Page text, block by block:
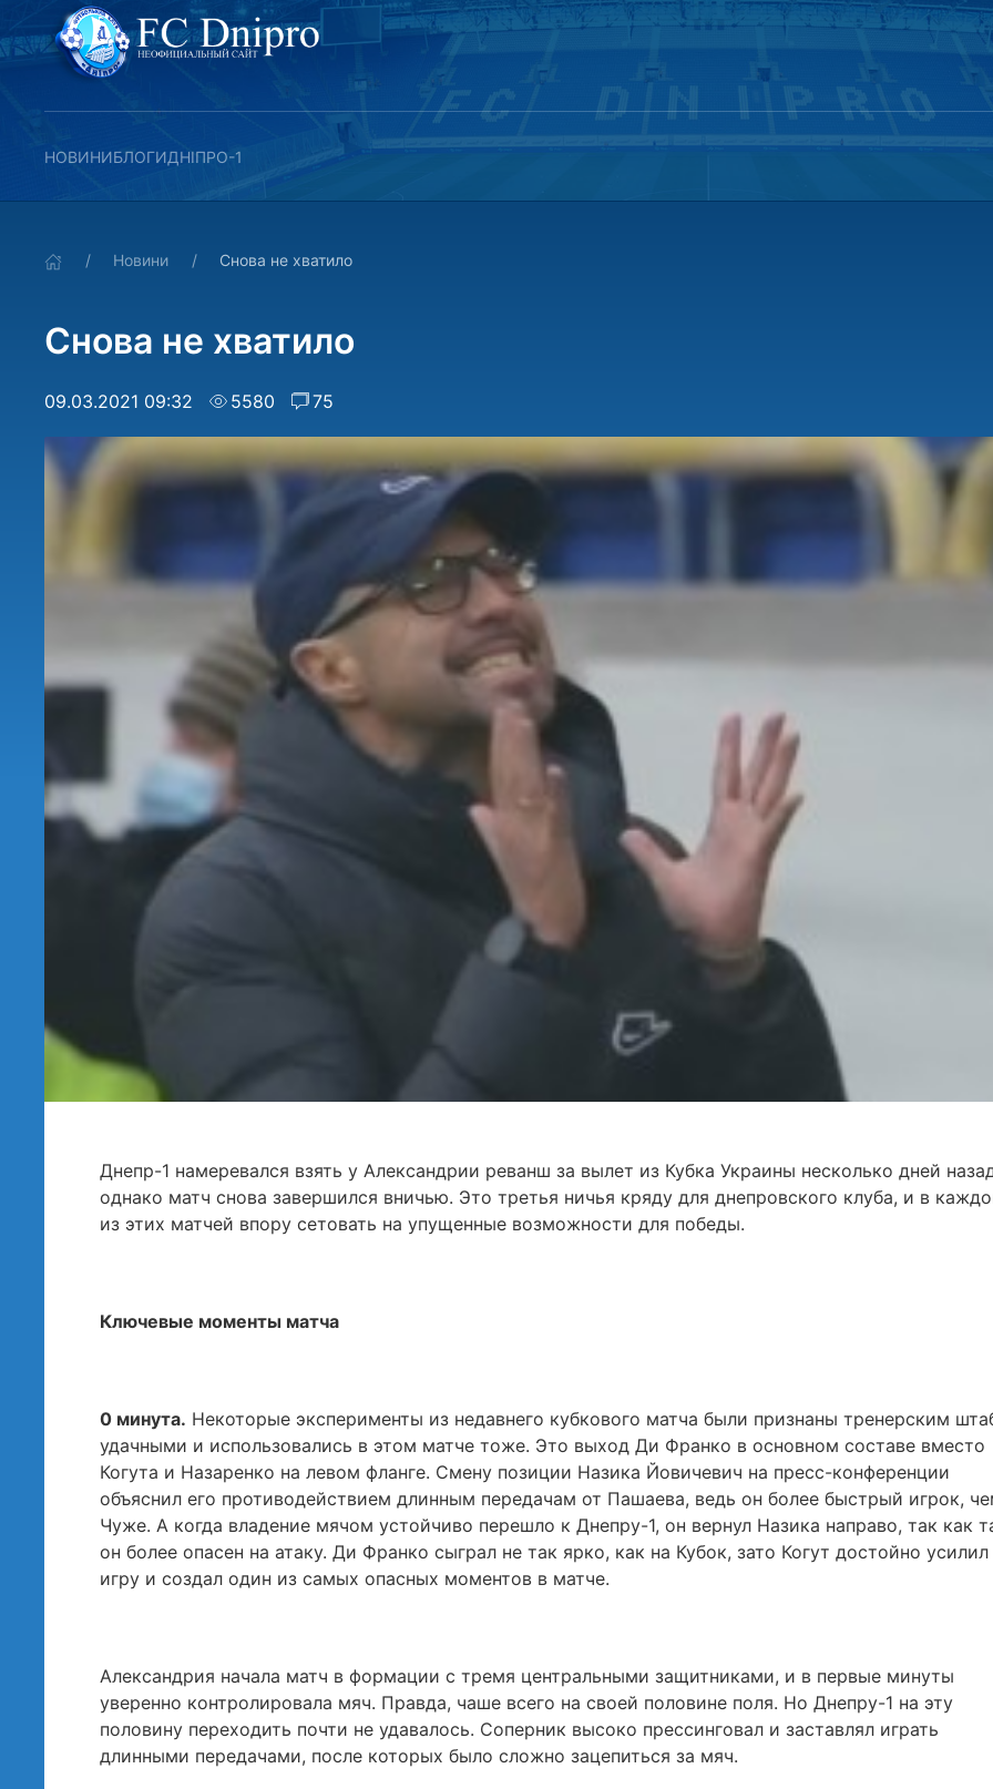
НОВИНИБЛОГИДНІПРО-1
Новини Снова не хватило
Снова не хватило
09.03.2021 09:32 5580 75
Днепр-1 намеревался взять у Александрии реванш за вылет из Кубка Украины несколько дней
однако матч снова завершился вничью. Это третья ничья кряду для днепровского клуба, и в
из этих матчей впору сетовать на упущенные возможности для победы.
Ключевые моменты матча
0 минута. Некоторые эксперименты из недавнего кубкового матча были признаны тренерским
удачными и использовались в этом матче тоже. Это выход Ди Франко в основном составе вместо
Когута и Назаренко на левом фланге. Смену позиции Назика Йовичевич на пресс-конференции
объяснил его противодействием длинным передачам от Пашаева, ведь он более быстрый игрок,
Чуже. А когда владение мячом устойчиво перешло к Днепру-1, он вернул Назика направо, так как
он более опасен на атаку. Ди Франко сыграл не так ярко, как на Кубок, зато Когут достойно усилил
игру и создал один из самых опасных моментов в матче.
Александрия начала матч в формации с тремя центральными защитниками, и в первые минуты
уверенно контролировала мяч. Правда, чаше всего на своей половине поля. Но Днепру-1 на эту
половину переходить почти не удавалось. Соперник высоко прессинговал и заставлял играть
длинными передачами, после которых было сложно зацепиться за мяч.